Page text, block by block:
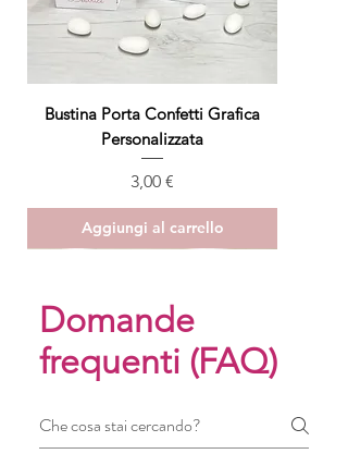
Bustina Porta Confetti Grafica
Personalizzata
Prezzo
3,00 €
Aggiungi al carrello
Domande
frequenti (FAQ)